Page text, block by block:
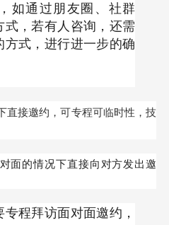
如通过朋友圈、社群
，若有人咨询，还需
式，进行进一步的确
直接邀约，可专程可临时性，技
面的情况下直接向对方发出邀
程拜访面对面邀约，